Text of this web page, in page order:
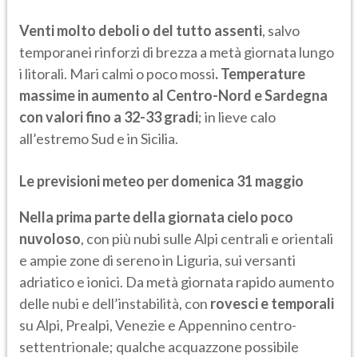
Venti molto deboli o del tutto assenti, salvo
temporanei rinforzi di brezza a metà giornata lungo
i litorali. Mari calmi o poco mossi. Temperature
massime in aumento al Centro-Nord e Sardegna
con valori fino a 32-33 gradi; in lieve calo
all’estremo Sud e in Sicilia.
Le previsioni meteo per domenica 31 maggio
Nella prima parte della giornata cielo poco
nuvoloso, con più nubi sulle Alpi centrali e orientali
e ampie zone di sereno in Liguria, sui versanti
adriatico e ionici. Da metà giornata rapido aumento
delle nubi e dell’instabilità, con rovesci e temporali
su Alpi, Prealpi, Venezie e Appennino centro-
settentrionale; qualche acquazzone possibile